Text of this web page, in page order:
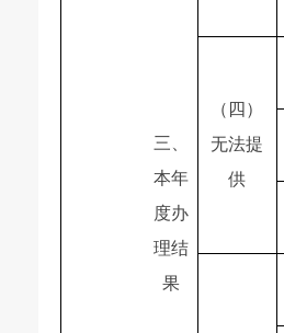
三、
本年
度办
理结
果
（四）
无法提
供